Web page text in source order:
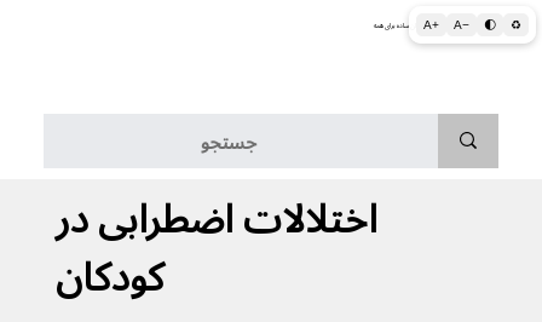
A+ A− 🌓 ♻ اطلاعات پزشکی و بهداشتی به زبان ساده برای همه
اختلالات اضطرابی در
کودکان